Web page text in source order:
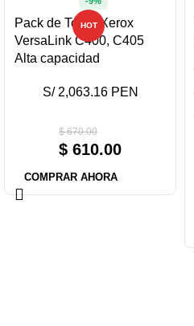
Pack de Toner Xerox
VersaLink C400, C405
Alta capacidad
$670.00
$ 610.00
HOT
S/ 2,063.16 PEN
COMPRAR AHORA